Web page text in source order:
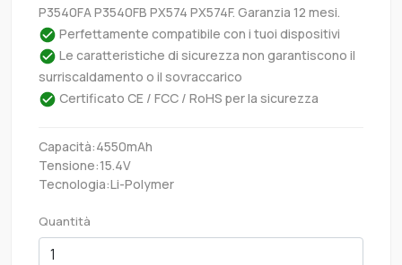
P3540FA P3540FB PX574 PX574F. Garanzia 12 mesi.
Perfettamente compatibile con i tuoi dispositivi
Le caratteristiche di sicurezza non garantiscono il
surriscaldamento o il sovraccarico
Certificato CE / FCC / RoHS per la sicurezza
Capacità:4550mAh
Tensione:15.4V
Tecnologia:Li-Polymer
Quantità